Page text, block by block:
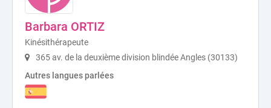
Barbara ORTIZ
Kinésithérapeute
365 av. de la deuxième division blindée Angles (30133)
Autres langues parlées